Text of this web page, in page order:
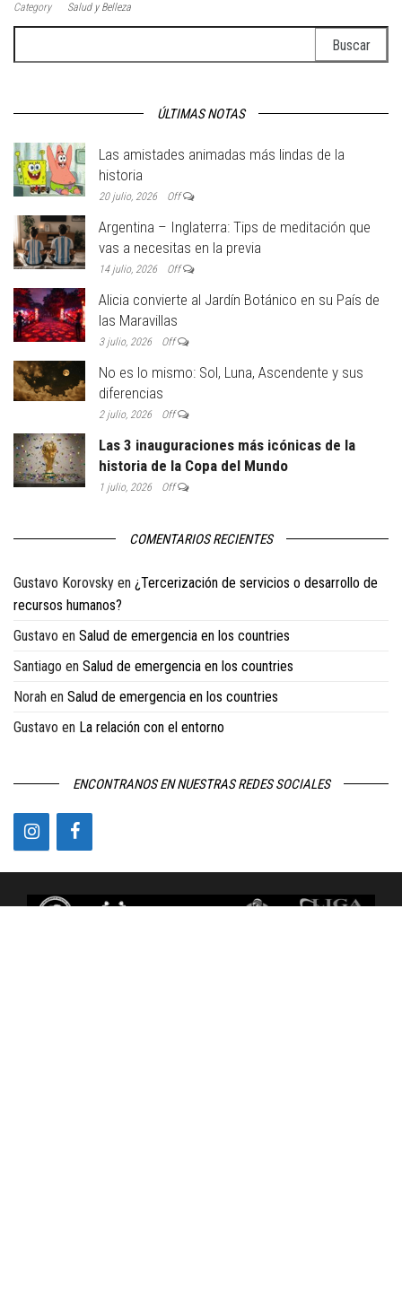
Category Salud y Belleza
ÚLTIMAS NOTAS
Las amistades animadas más lindas de la
historia
20 julio, 2026 Off
Argentina – Inglaterra: Tips de meditación que
vas a necesitas en la previa
14 julio, 2026 Off
Alicia convierte al Jardín Botánico en su País de
las Maravillas
3 julio, 2026 Off
No es lo mismo: Sol, Luna, Ascendente y sus
diferencias
2 julio, 2026 Off
Las 3 inauguraciones más icónicas de la
historia de la Copa del Mundo
1 julio, 2026 Off
COMENTARIOS RECIENTES
Gustavo Korovsky en ¿Tercerización de servicios o desarrollo de
recursos humanos?
Gustavo en Salud de emergencia en los countries
Santiago en Salud de emergencia en los countries
Norah en Salud de emergencia en los countries
Gustavo en La relación con el entorno
ENCONTRANOS EN NUESTRAS REDES SOCIALES